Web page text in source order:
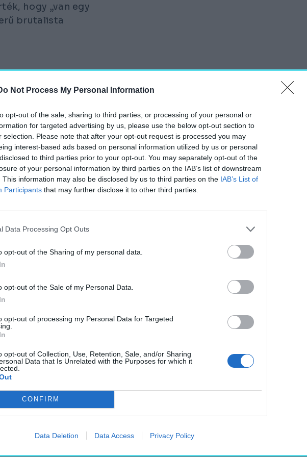
Not Process My Personal Information
opt-out of the sale, sharing to third parties, or processing of your personal or
for targeted advertising by us, please use the below opt-out section to
selection. Please note that after your opt-out request is processed you may
interest-based ads based on personal information utilized by us or personal
to third parties prior to your opt-out. You may separately opt-out of the
of your personal information by third parties on the IAB’s list of downstream
This information may also be disclosed by us to third parties on the IAB’s List of
Participants that may further disclose it to other third parties.
Data Processing Opt Outs
opt-out of the Sharing of my personal data.
opt-out of the Sale of my Personal Data.
opt-out of processing my Personal Data for Targeted
opt-out of Collection, Use, Retention, Sale, and/or Sharing
Data that Is Unrelated with the Purposes for which it
CONFIRM
Data Deletion Data Access Privacy Policy
hogy „van egy
brutalista
irodaház
el. A Charles F.
126 millió
vannak kritikusai, az
számít.
magasodó Edificio
nem észrevenni.
építészetéről
kósza optikai
lakóház,
az 1980-as években.
széles épületet
vékony szerkezetet
egyesek szerint